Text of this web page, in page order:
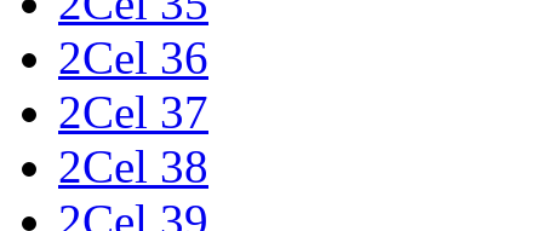
2Cel 36
2Cel 37
2Cel 38
2Cel 39